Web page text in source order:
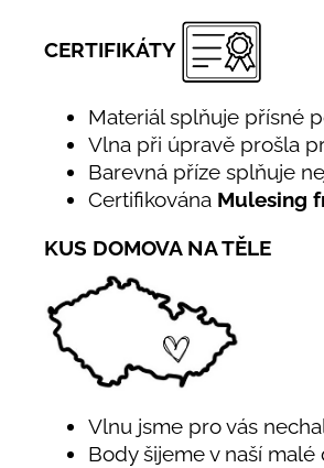
CERTIFIKÁTY
Materiál splňuje přísné
Vlna při úpravě prošla
Barevná příze splňuje
Certifikována Mulesing
KUS DOMOVA NA TĚLE
Vlnu jsme pro vás
Body šijeme v naší